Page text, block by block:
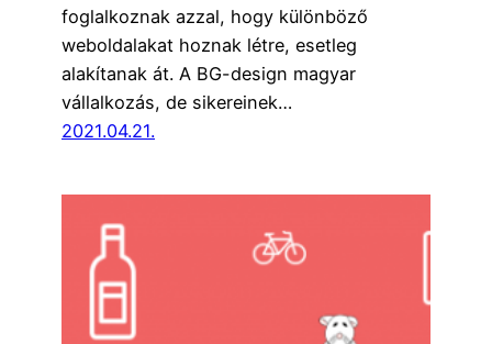
foglalkoznak azzal, hogy különböző
weboldalakat hoznak létre, esetleg
alakítanak át. A BG-design magyar
vállalkozás, de sikereinek…
2021.04.21.